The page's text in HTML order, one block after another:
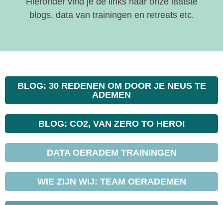
blogs, data van trainingen en retreats etc.
BLOG: 30 REDENEN OM DOOR JE NEUS TE
ADEMEN
BLOG: CO2, VAN ZERO TO HERO!
DATA OERADEM TRAININGEN
WIE ZIJN WIJ: TEAM OERADEMEN